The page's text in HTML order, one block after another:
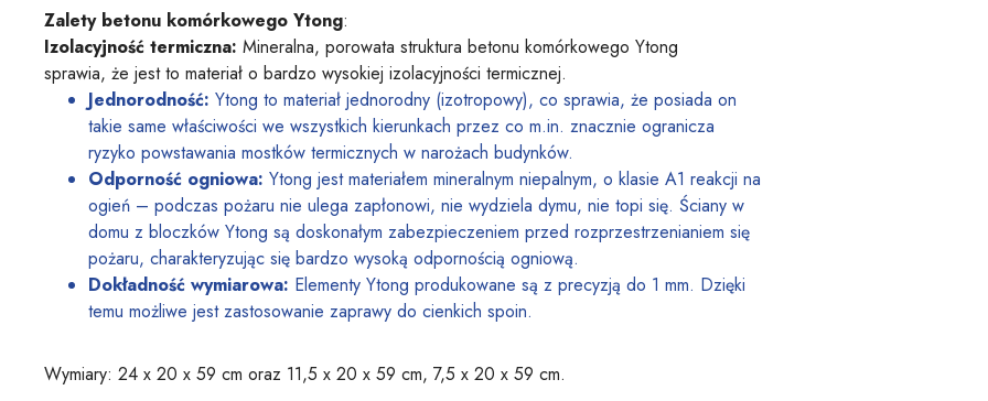
Zalety betonu komórkowego Ytong:
Izolacyjność termiczna: Mineralna, porowata struktura betonu komórkowego Ytong
sprawia, że jest to materiał o bardzo wysokiej izolacyjności termicznej.
Jednorodność: Ytong to materiał jednorodny (izotropowy), co sprawia, że posiada on
takie same właściwości we wszystkich kierunkach przez co m.in. znacznie ogranicza
ryzyko powstawania mostków termicznych w narożach budynków.
Odporność ogniowa: Ytong jest materiałem mineralnym niepalnym, o klasie A1 reakcji na
ogień – podczas pożaru nie ulega zapłonowi, nie wydziela dymu, nie topi się. Ściany w
domu z bloczków Ytong są doskonałym zabezpieczeniem przed rozprzestrzenianiem się
pożaru, charakteryzując się bardzo wysoką odpornością ogniową.
Dokładność wymiarowa: Elementy Ytong produkowane są z precyzją do 1 mm. Dzięki
temu możliwe jest zastosowanie zaprawy do cienkich spoin.
Wymiary: 24 x 20 x 59 cm oraz 11,5 x 20 x 59 cm, 7,5 x 20 x 59 cm.